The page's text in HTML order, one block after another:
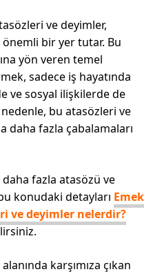
ve deyimler,
bir yer tutar. Bu
yön veren temel
sadece iş hayatında
ve sosyal ilişkilerde de
bu atasözleri ve
daha fazla çabalamaları
fazla atasözü ve
konudaki detayları Emek
ve deyimler nelerdir?
karşımıza çıkan